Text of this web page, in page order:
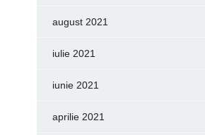
august 2021
iulie 2021
iunie 2021
aprilie 2021